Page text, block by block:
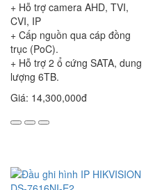
+ Hỗ trợ camera AHD, TVI,
CVI, IP
+ Cấp nguồn qua cáp đồng
trục (PoC).
+ Hỗ trợ 2 ổ cứng SATA, dung
lượng 6TB.
Giá: 14,300,000đ